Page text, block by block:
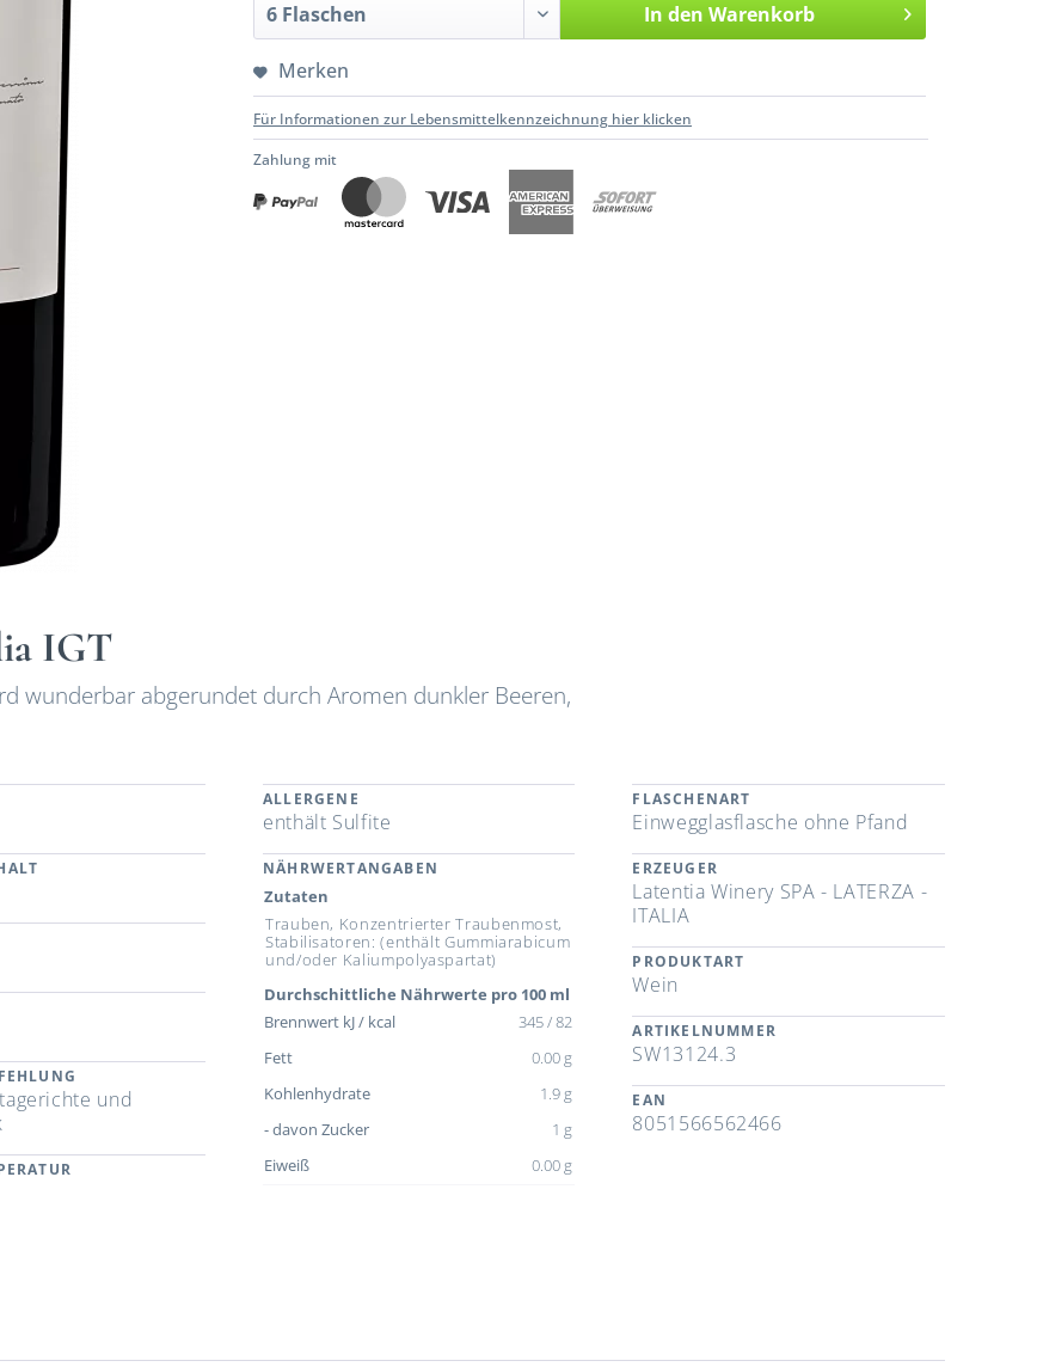
In den Warenkorb
Merken
Für Informationen zur Lebensmittelkennzeichnung hier klicken
Zahlung mit
IGT
wunderbar abgerundet durch Aromen dunkler Beeren,
und
ALLERGENE
enthält Sulfite
NÄHRWERTANGABEN
Zutaten
Trauben, Konzentrierter Traubenmost,
Stabilisatoren: (enthält Gummiarabicum
und/oder Kaliumpolyaspartat)
Durchschittliche Nährwerte pro 100 ml
Brennwert kJ / kcal
345 / 82
Fett
0.00 g
Kohlenhydrate
1.9 g
- davon Zucker
1 g
Eiweiß
0.00 g
FLASCHENART
Einwegglasflasche ohne Pfand
ERZEUGER
Latentia Winery SPA - LATERZA -
ITALIA
PRODUKTART
Wein
ARTIKELNUMMER
SW13124.3
EAN
8051566562466